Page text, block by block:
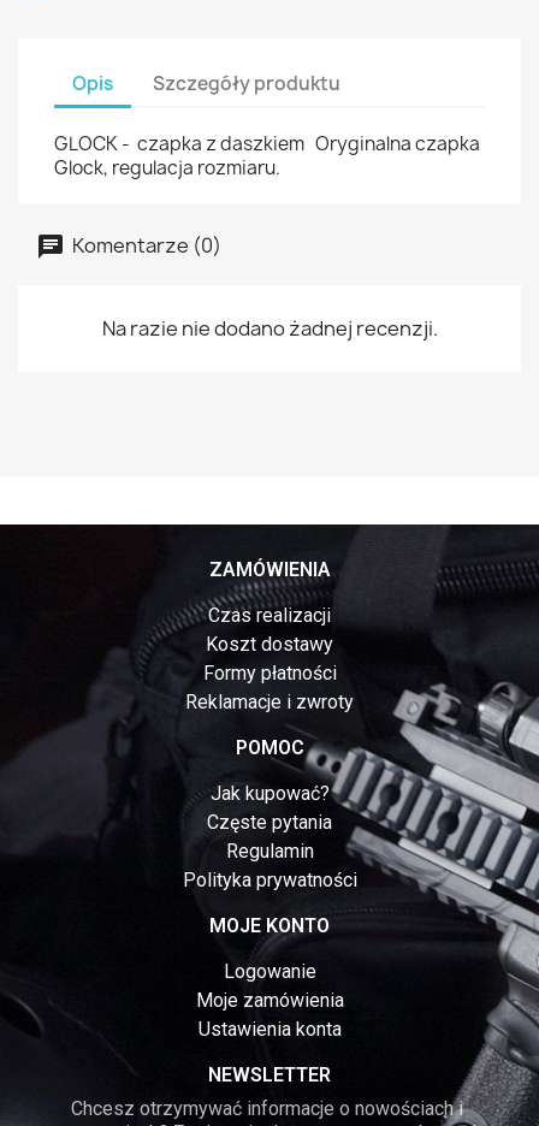
Opis Szczegóły produktu
GLOCK - czapka z daszkiem Oryginalna czapka
Glock, regulacja rozmiaru.
Komentarze (0)
Na razie nie dodano żadnej recenzji.
ZAMÓWIENIA
Czas realizacji
Koszt dostawy
Formy płatności
Reklamacje i zwroty
POMOC
Jak kupować?
Częste pytania
Regulamin
Polityka prywatności
MOJE KONTO
Logowanie
Moje zamówienia
Ustawienia konta
NEWSLETTER
Chcesz otrzymywać informacje o nowościach i